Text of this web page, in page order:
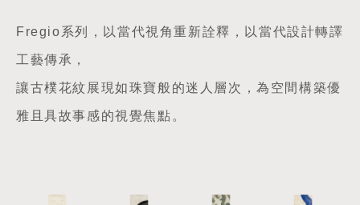
Fregio系列，以當代視角重新詮釋，以當代設計轉譯
工藝傳承，
讓古樸花紋展現如珠寶般的迷人層次，為空間構築優
雅且具故事感的視覺焦點。